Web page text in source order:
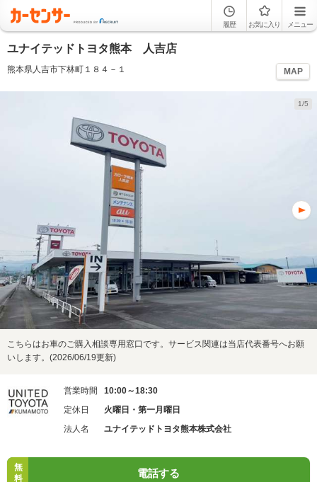
履歴 お気に入り メニュー
ユナイテッドトヨタ熊本 人吉店
熊本県人吉市下林町１８４－１ MAP
1/5
こちらはお車のご購入相談専用窓口です。サービス関連は当店代表番号へお願
いします。(2026/06/19更新)
営業時間
10:00～18:30
定休日
火曜日・第一月曜日
法人名
ユナイテッドトヨタ熊本株式会社
無
料
電話する